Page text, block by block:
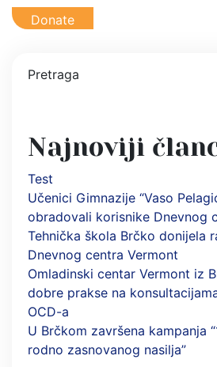
Donate
Pretraga
Najnoviji
Test
Učenici Gimnazije “Vaso
obradovali korisnike Dnevnog
Tehnička škola Brčko donijela
Dnevnog centra Vermont
Omladinski centar Vermont iz
dobre prakse na
OCD-a
U Brčkom završena kampanja
rodno zasnovanog nasilja”